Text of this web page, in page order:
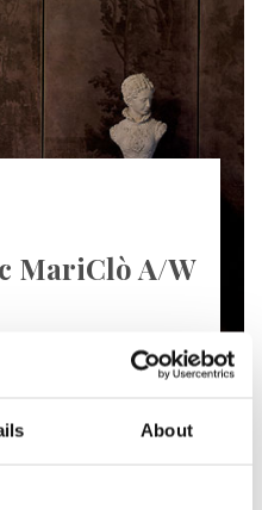
About
MariClò A/W
e antiche nappe. Il